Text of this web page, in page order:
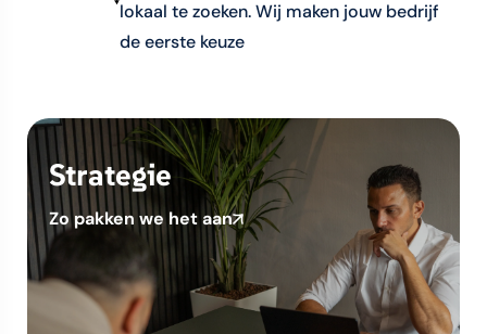
lokaal te zoeken. Wij maken jouw bedrijf
de eerste keuze
Strategie
Zo pakken we het aan